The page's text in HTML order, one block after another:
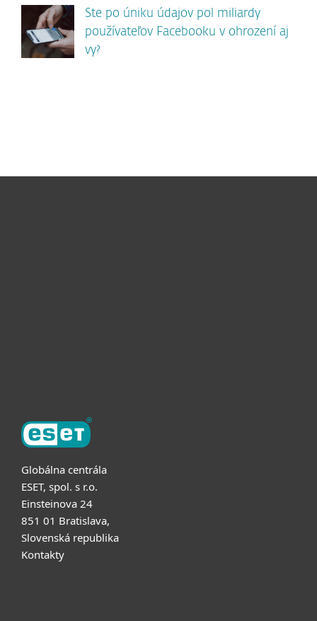
Ste po úniku údajov pol miliardy
používateľov Facebooku v ohrození aj
vy?
Globálna centrála
ESET, spol. s r.o.
Einsteinova 24
851 01 Bratislava,
Slovenská republika
Kontakty